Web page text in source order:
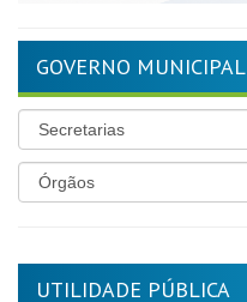
GOVERNO MUNICIPAL
UTILIDADE PÚBLICA